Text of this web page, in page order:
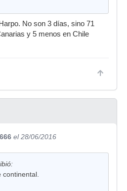
No son 3 días, sino 71
y 5 menos en Chile
el 28/06/2016